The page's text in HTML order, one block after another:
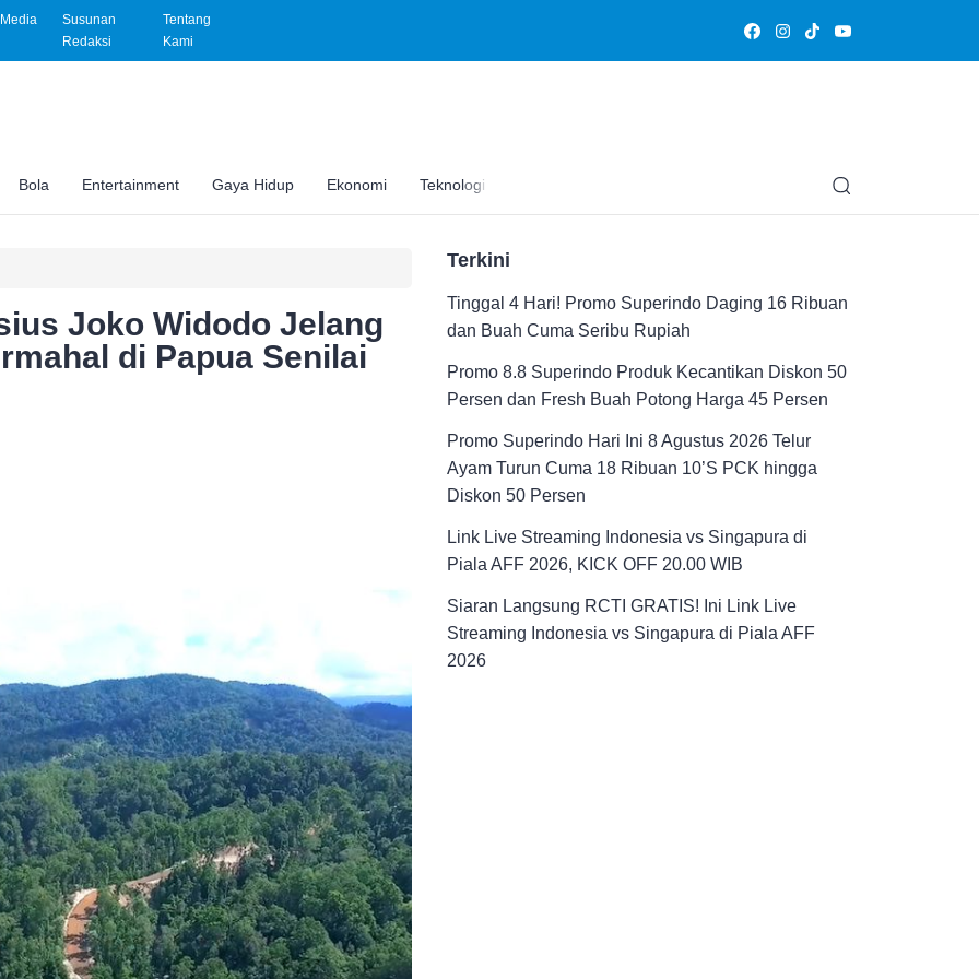
Susunan
Redaksi
Tentang
Kami
Bola Entertainment Gaya Hidup Ekonomi Teknologi Edukasi
Joko Widodo Jelang
di Papua Senilai
Terkini
Tinggal 4 Hari! Promo Superindo Daging 16 Ribuan
dan Buah Cuma Seribu Rupiah
Promo 8.8 Superindo Produk Kecantikan Diskon 50
Persen dan Fresh Buah Potong Harga 45 Persen
Promo Superindo Hari Ini 8 Agustus 2026 Telur
Ayam Turun Cuma 18 Ribuan 10’S PCK hingga
Diskon 50 Persen
Link Live Streaming Indonesia vs Singapura di
Piala AFF 2026, KICK OFF 20.00 WIB
Siaran Langsung RCTI GRATIS! Ini Link Live
Streaming Indonesia vs Singapura di Piala AFF
2026